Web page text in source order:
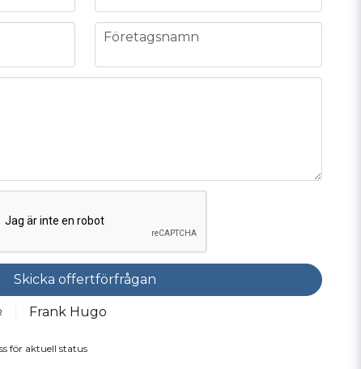
company
Företagsnamn
Skicka offertförfrågan
Frank Hugo
för aktuell status